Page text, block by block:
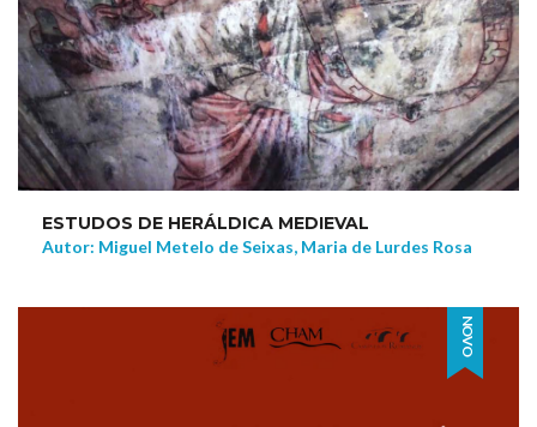
ESTUDOS DE HERÁLDICA MEDIEVAL
Autor: Miguel Metelo de Seixas, Maria de Lurdes Rosa
NOVO